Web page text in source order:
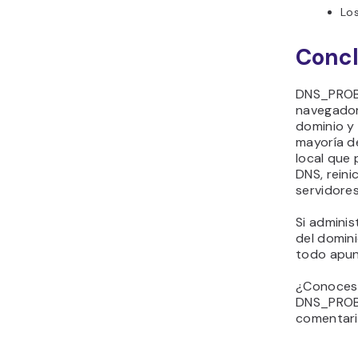
dominio y
mayoría
local que
DNS,
Si
del
todo